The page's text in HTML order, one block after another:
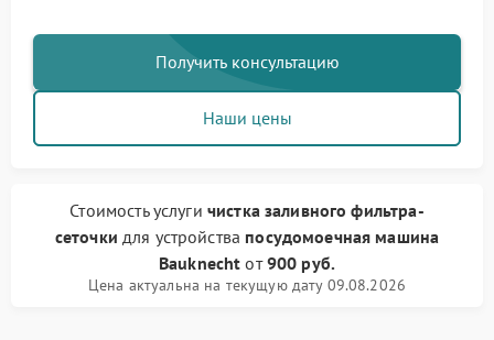
Получить консультацию
Наши цены
Стоимость услуги чистка заливного фильтра-
сеточки для устройства посудомоечная машина
Bauknecht от900 руб.
Цена актуальна на текущую дату 09.08.2026